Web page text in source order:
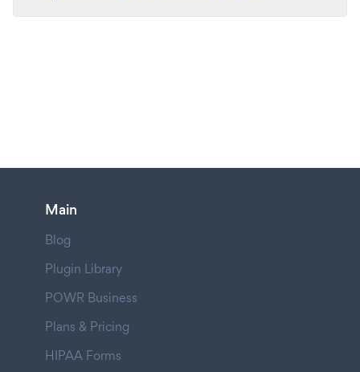
Main
Blog
Plugin Library
POWR Business
Plans & Pricing
HIPAA Forms